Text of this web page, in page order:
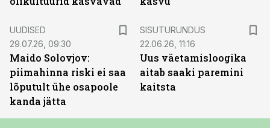
UUDISED
29.07.26, 09:30
Maido Solovjov:
piimahinna riski ei saa
lõputult ühe osapoole
kanda jätta
SISUTURUNDUS
22.06.26, 11:16
Uus väetamisloogika
aitab saaki paremini
kaitsta